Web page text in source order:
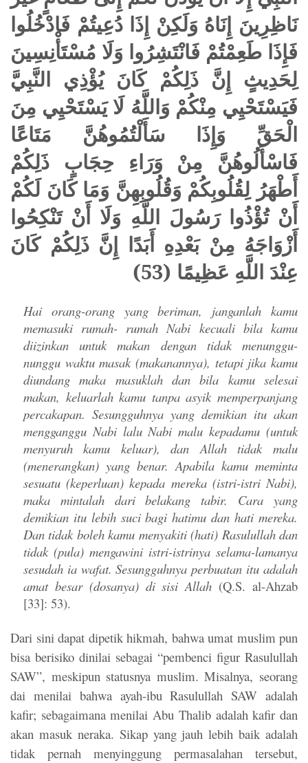
نَاظِرِينَ إِنَاهُ وَلَكِنْ إِذَا دُعِيتُمْ فَادْخُلُوا
فَإِذَا طَعِمْتُمْ فَانْتَشِرُوا وَلَا مُسْتَأْنِسِينَ
لِحَدِيثٍ إِنَّ ذَلِكُمْ كَانَ يُؤْذِي النَّبِيَّ
فَيَسْتَحْيِي مِنْكُمْ وَاللَّهُ لَا يَسْتَحْيِي مِنَ
الْحَقِّ وَإِذَا سَأَلْتُمُوهُنَّ مَتَاعًا
فَاسْأَلُوهُنَّ مِنْ وَرَاءِ حِجَابٍ ذَلِكُمْ
أَطْهَرُ لِقُلُوبِكُمْ وَقُلُوبِهِنَّ وَمَا كَانَ لَكُمْ
أَنْ تُؤْذُوا رَسُولَ اللَّهِ وَلَا أَنْ تَنْكِحُوا
أَزْوَاجَهُ مِنْ بَعْدِهِ أَبَدًا إِنَّ ذَلِكُمْ كَانَ
عِنْدَ اللَّهِ عَظِيمًا (53)
Hai orang-orang yang beriman, janganlah kamu
memasuki rumah- rumah Nabi kecuali bila kamu
diizinkan untuk makan dengan tidak menunggu-
nunggu waktu masak (makanannya), tetapi jika kamu
diundang maka masuklah dan bila kamu selesai
makan, keluarlah kamu tanpa asyik memperpanjang
percakapan. Sesungguhnya yang demikian itu akan
mengganggu Nabi lalu Nabi malu kepadamu (untuk
menyuruh kamu keluar), dan Allah tidak malu
(menerangkan) yang benar. Apabila kamu meminta
sesuatu (keperluan) kepada mereka (istri-istri Nabi),
maka mintalah dari belakang tabir. Cara yang
demikian itu lebih suci bagi hatimu dan hati mereka.
Dan tidak boleh kamu menyakiti (hati) Rasulullah dan
tidak (pula) mengawini istri-istrinya selama-lamanya
sesudah ia wafat. Sesungguhnya perbuatan itu adalah
amat besar (dosanya) di sisi Allah (Q.S. al-Ahzab
[33]: 53).
Dari sini dapat dipetik hikmah, bahwa umat muslim pun
bisa berisiko dinilai sebagai “pembenci figur Rasulullah
SAW”, meskipun statusnya muslim. Misalnya, seorang
dai menilai bahwa ayah-ibu Rasulullah SAW adalah
kafir; sebagaimana menilai Abu Thalib adalah kafir dan
akan masuk neraka. Sikap yang jauh lebih baik adalah
tidak pernah menyinggung permasalahan tersebut,